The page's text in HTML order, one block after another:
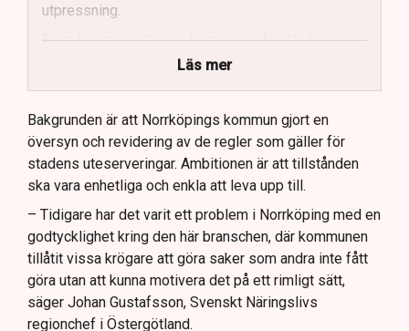
utpressning.
Flera krögare kritiserar kommunen för otydlig
Kommunen vill skapa enhetliga regler för
uteserveringar.
Lindas Kula ställer in uteserveringen för
sommaren.
Läs mer
Bakgrunden är att Norrköpings kommun gjort en
översyn och revidering av de regler som gäller för
stadens uteserveringar. Ambitionen är att tillstånden
ska vara enhetliga och enkla att leva upp till.
– Tidigare har det varit ett problem i Norrköping med en
godtycklighet kring den här branschen, där kommunen
tillåtit vissa krögare att göra saker som andra inte fått
göra utan att kunna motivera det på ett rimligt sätt,
säger Johan Gustafsson, Svenskt Näringslivs
regionchef i Östergötland.